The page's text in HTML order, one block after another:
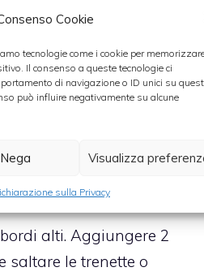
Cookie
tecnologie come i cookie per
Il consenso a queste tecnologie ci
di navigazione o ID unici su
può influire negativamente su alcune
Nega Visualizza
sulla Privacy
in una pentola carote,
le dita gambo e pistilli dal
con carta da
per 3/4 del tempo
alti. Aggiungere 2
saltare le trenette o